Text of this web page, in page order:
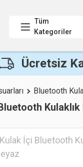
Tüm
Kategoriler
Ücretsiz
Bluetooth
Kulaklık